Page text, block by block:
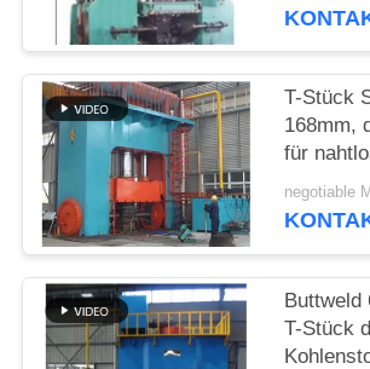
PRIVACY
POLICY
T-Stück
168mm,
für
negotiable
Buttweld
T-Stück